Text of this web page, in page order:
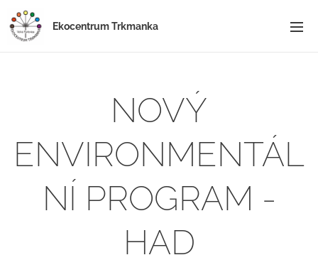
Ekocentrum Trkmanka
NOVÝ
ENVIRONMENTÁL
NÍ PROGRAM -
HAD